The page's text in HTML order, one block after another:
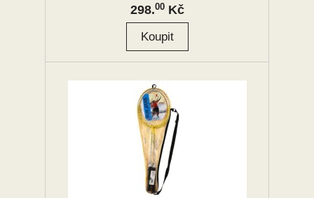
298.00Kč